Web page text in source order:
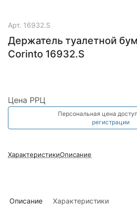
Арт. 16932.S
Держатель туалетной
Corinto 16932.S
Цена РРЦ
Персональная цена
регистрации
ХарактеристикиОписание
Описание Характеристики